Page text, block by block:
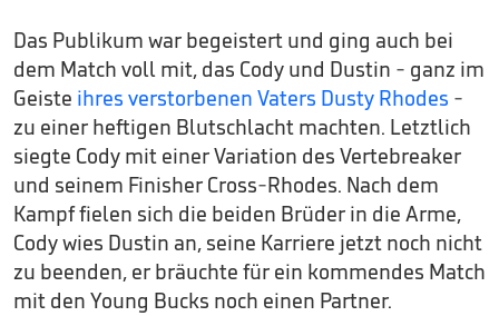
Das Publikum war begeistert und ging auch bei
dem Match voll mit, das Cody und Dustin - ganz im
Geiste ihres verstorbenen Vaters Dusty Rhodes -
zu einer heftigen Blutschlacht machten. Letztlich
siegte Cody mit einer Variation des Vertebreaker
und seinem Finisher Cross-Rhodes. Nach dem
Kampf fielen sich die beiden Brüder in die Arme,
Cody wies Dustin an, seine Karriere jetzt noch nicht
zu beenden, er bräuchte für ein kommendes Match
mit den Young Bucks noch einen Partner.